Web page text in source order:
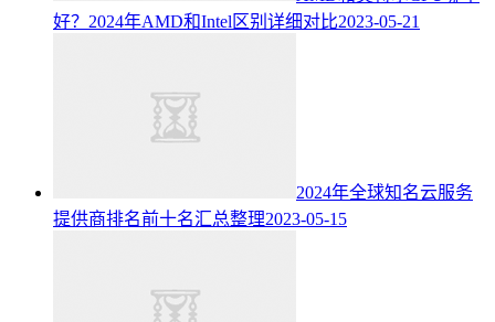
好？2024年AMD和Intel区别详细对比2023-05-21
2024年全球知名云服务
提供商排名前十名汇总整理2023-05-15